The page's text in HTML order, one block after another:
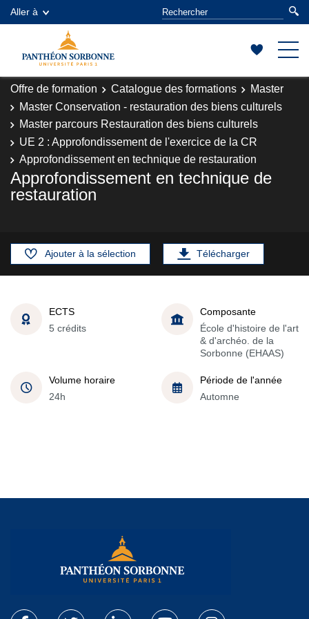
Aller à
Offre de formation Catalogue des formations
Master
Master Conservation - restauration des biens culturels
Master parcours Restauration des biens culturels
UE 2 : Approfondissement de l'exercice de la CR
Approfondissement en technique de restauration
Approfondissement en technique de
restauration
Ajouter à la sélection Télécharger
ECTS
5 crédits
Composante
École d'histoire de l'art
& d'archéo. de la
Sorbonne (EHAAS)
Volume horaire
24h
Période de l'année
Automne